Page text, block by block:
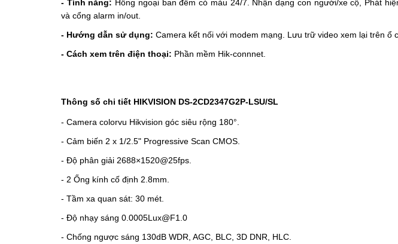
- Tính năng: Hồng ngoại ban đêm có màu 24/7. Nhận dạng con người/xe cộ, Phát
và cổng alarm in/out.
- Hướng dẫn sử dụng: Camera kết nối với modem mạng. Lưu trữ video xem lại trên ổ
- Cách xem trên điện thoại: Phần mềm Hik-connnet.
Thông số chi tiết HIKVISION DS-2CD2347G2P-LSU/SL
- Camera colorvu Hikvision góc siêu rộng 180°.
- Cảm biến 2 x 1/2.5" Progressive Scan CMOS.
- Độ phân giải 2688×1520@25fps.
- 2 Ống kính cố định 2.8mm.
- Tầm xa quan sát: 30 mét.
- Độ nhạy sáng 0.0005Lux@F1.0
- Chống ngược sáng 130dB WDR, AGC, BLC, 3D DNR, HLC.